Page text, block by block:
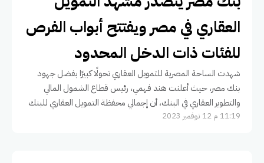
العقاري في مصر ويفتتح أبواب الفرص
للفئات ذات الدخل المحدود
شهدت الساحة المصرية للتمويل العقاري تحولًا كبيرًا بفضل جهود
بنك مصر، حيث أعلنت هند فهمي، رئيس قطاع الشمول المالي
والتطوير العقاري في البنك، أن إجمالي محفظة التمويل العقاري للبنك
قد
11:19 م 12 نوفمبر 2023